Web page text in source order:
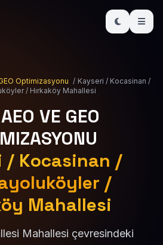
Optimizasyonu / Kayseri / Kocasinan /
/ Hırkaköy Mahallesi
VE GEO
/ Kocasinan /
/
Mahallesi
Mahallesi çevresindeki